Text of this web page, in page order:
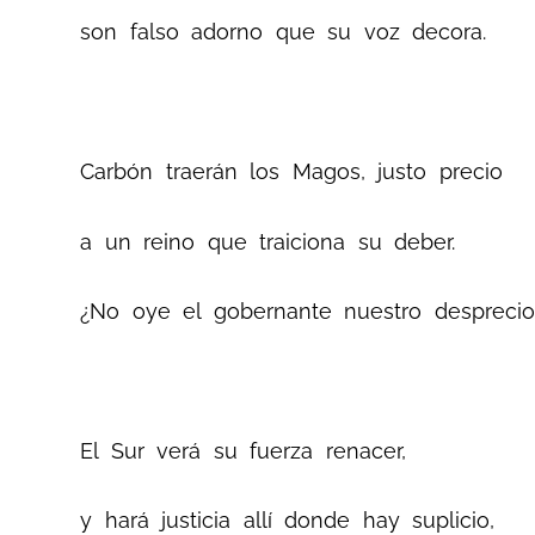
son falso adorno que su voz decora.
Carbón traerán los Magos, justo precio
a un reino que traiciona su deber.
¿No oye el gobernante nuestro
El Sur verá su fuerza renacer,
y hará justicia allí donde hay suplicio,